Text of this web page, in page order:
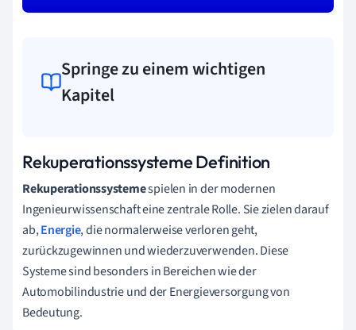
Springe zu einem wichtigen
Kapitel
Rekuperationssysteme Definition
Rekuperationssystemespielen in der modernen
Ingenieurwissenschaft eine zentrale Rolle. Sie zielen darauf
ab,Energie, die normalerweise verloren geht,
zurückzugewinnen und wiederzuverwenden. Diese
Systeme sind besonders in Bereichen wie der
Automobilindustrie und der Energieversorgung von
Bedeutung.